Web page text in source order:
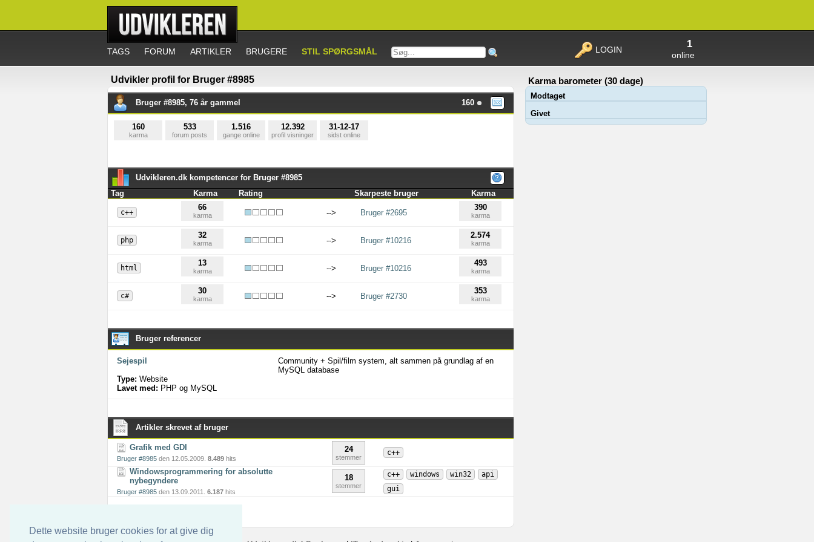
Dette website bruger cookies for at give dig
TAGS FORUM ARTIKLER BRUGERE STIL SPØRGSMÅL
1
online
LOGIN
Udvikler profil for Bruger #8985
Bruger #8985, 76 år gammel 160
160
karma
533
forum posts
1.516
gange online
12.392
profil visninger
31-12-17
sidst online
Udvikleren.dk kompetencer for Bruger #8985
Tag
Karma Rating Skarpeste bruger Karma
c++
66
karma --> Bruger #2695
390
karma
php
32
karma --> Bruger #10216
2.574
karma
html
13
karma --> Bruger #10216
493
karma
c#
30
karma --> Bruger #2730
353
karma
Bruger referencer
Sejespil
Type: Website
Lavet med: PHP og MySQL
Community + Spil/film system, alt sammen på grundlag af en
MySQL database
Artikler skrevet af bruger
Grafik med GDI
Bruger #8985 den 12.05.2009. 8.489 hits
24
stemmer
c++
Windowsprogrammering for absolutte
nybegyndere
Bruger #8985 den 13.09.2011. 6.187 hits
18
stemmer
c++ windows win32
api
gui
Karma barometer (30 dage)
Modtaget
Givet